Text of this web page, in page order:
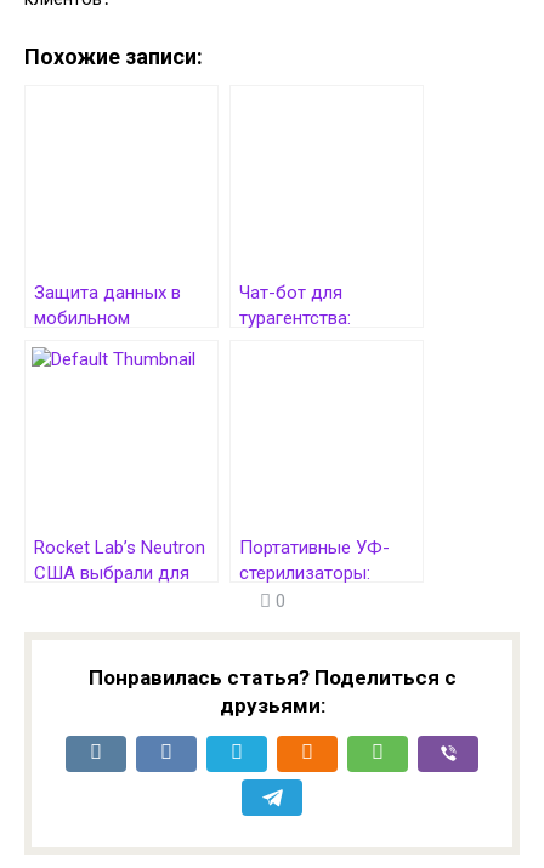
Похожие записи:
Защита данных в
мобильном
приложении для
онлайн-психотерапии
Чат-бот для
турагентства:
Rocket Lab’s Neutron
США выбрали для
Портативные УФ-
стерилизаторы:
эффективная
0
Понравилась статья? Поделиться с
друзьями: